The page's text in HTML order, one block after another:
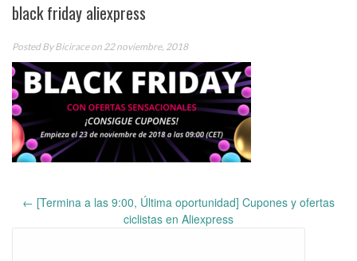
black friday aliexpress
Posted ByBiciraceon 22 noviembre, 2018
navigation
← [Termina a las 9:00, Última oportunidad] Cupones y ofertas
ciclistas en Aliexpress